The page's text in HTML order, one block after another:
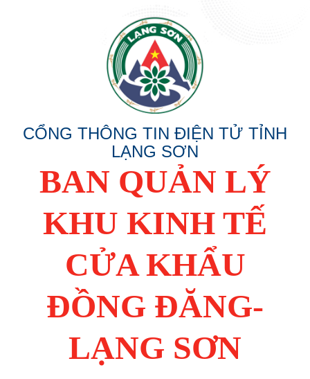
CỔNG THÔNG TIN ĐIỆN TỬ TỈNH
LẠNG SƠN
BAN QUẢN LÝ
KHU KINH TẾ
CỬA KHẨU
ĐỒNG ĐĂNG-
LẠNG SƠN